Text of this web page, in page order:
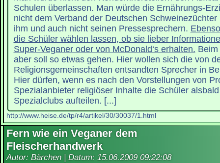
Schulen überlassen. Man würde die Ernährungs-
nicht dem Verband der Deutschen
ihm und auch nicht seinen Pressesprechern.
die Schüler wählen lassen, ob sie lieber
Super-Veganer oder von McDonald‘s erhalten.
aber soll so etwas gehen. Hier wollen sich die von
Religionsgemeinschaften entsandten Sprecher in
Hier dürfen, wenn es nach den Vorstellungen von
Spezialanbieter religiöser Inhalte die Schüler
Spezialclubs aufteilen. [...]
http://www.heise.de/tp/r4/artikel/30/30037/1.html
Fern wie ein Veganer dem
Fleischerhandwerk
Autor: Bärchen | Datum: 15.06.2009 09:22:08